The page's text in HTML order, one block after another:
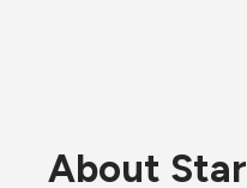
About